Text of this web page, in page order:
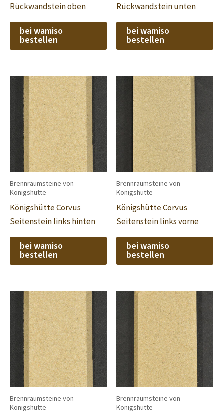
Rückwandstein oben
bei wamiso
bestellen
Rückwandstein unten
bei wamiso
bestellen
Brennraumsteine von
Königshütte
Königshütte Corvus
Seitenstein links hinten
bei wamiso
bestellen
Brennraumsteine von
Königshütte
Königshütte Corvus
Seitenstein links vorne
bei wamiso
bestellen
Brennraumsteine von
Königshütte
Brennraumsteine von
Königshütte